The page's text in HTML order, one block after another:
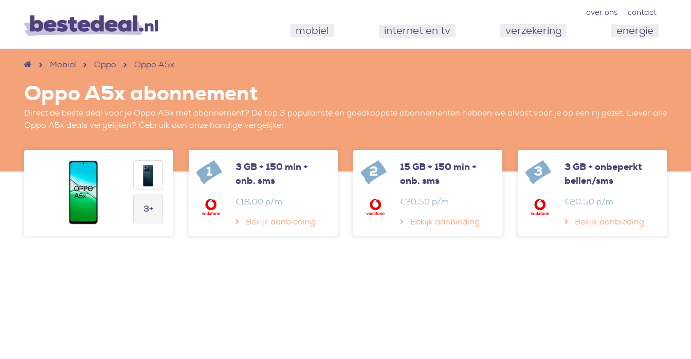
over ons contact
mobiel internet en tv verzekering energie
Mobiel Oppo Oppo A5x
Oppo A5x abonnement
Direct de beste deal voor je Oppo A5x met abonnement? De top 3 populairste en goedkoopste abonnementen hebben we alvast voor je op een rij gezet. Liever alle
Oppo A5x deals vergelijken? Gebruik dan onze handige vergelijker.
3+
1
3 GB + 150 min +
onb. sms
€18,00 p/m
Bekijk aanbieding
2
15 GB + 150 min +
onb. sms
€20,50 p/m
Bekijk aanbieding
3
3 GB + onbeperkt
bellen/sms
€20,50 p/m
Bekijk aanbieding